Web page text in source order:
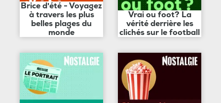
Brice d'été - Voyagez
à travers les plus
belles plages du
monde
Vrai ou foot? La
vérité derrière les
clichés sur le football